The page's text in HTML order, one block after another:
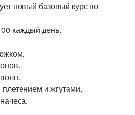
новый базовый курс по
каждый день.
и жгутами.